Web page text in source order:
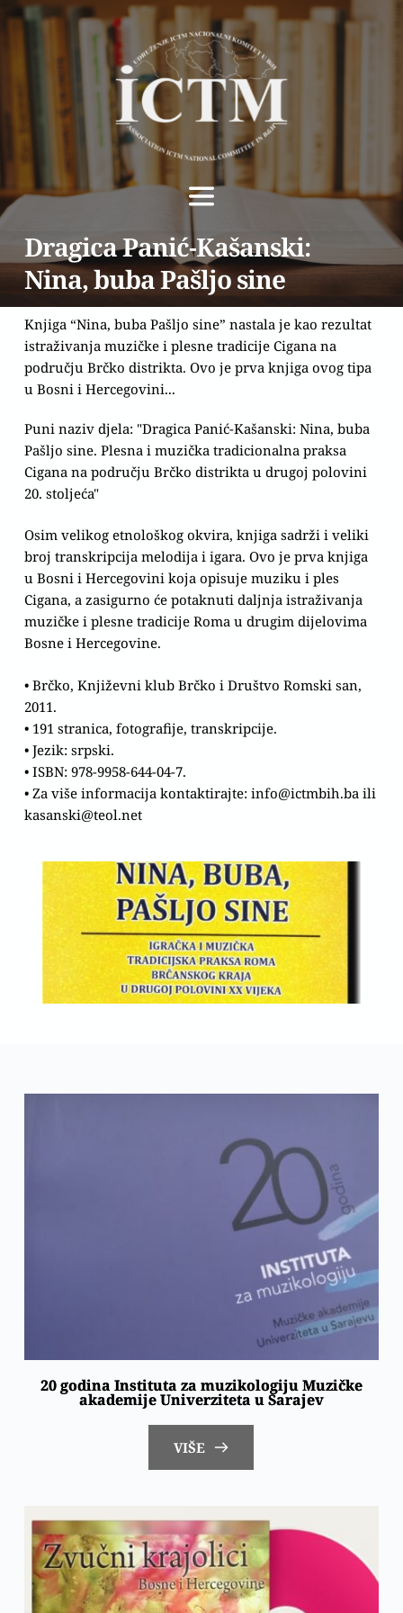
Dragica Panić-Kašanski:
Nina, buba Pašljo sine
Knjiga “Nina, buba Pašljo sine” nastala je kao rezultat
istraživanja muzičke i plesne tradicije Cigana na
području Brčko distrikta. Ovo je prva knjiga ovog tipa
u Bosni i Hercegovini...
Puni naziv djela: "Dragica Panić-Kašanski: Nina, buba
Pašljo sine. Plesna i muzička tradicionalna praksa
Cigana na području Brčko distrikta u drugoj polovini
20. stoljeća"
Osim velikog etnološkog okvira, knjiga sadrži i veliki
broj transkripcija melodija i igara. Ovo je prva knjiga
u Bosni i Hercegovini koja opisuje muziku i ples
Cigana, a zasigurno će potaknuti daljnja istraživanja
muzičke i plesne tradicije Roma u drugim dijelovima
Bosne i Hercegovine.
• Brčko, Književni klub Brčko i Društvo Romski san,
2011.
• 191 stranica, fotografije, transkripcije.
• Jezik: srpski.
• ISBN: 978-9958-644-04-7.
• Za više informacija kontaktirajte: info@ictmbih.ba ili
kasanski@teol.net
20 godina Instituta za muzikologiju Muzičke
akademije Univerziteta u Sarajev
VIŠE